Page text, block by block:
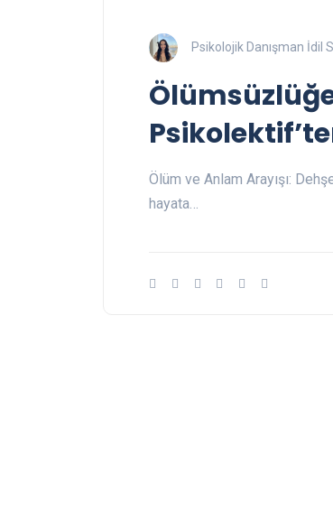
Psikolojik Danışman İdil
Ölüm ve Anlam Arayışı:
hayata…